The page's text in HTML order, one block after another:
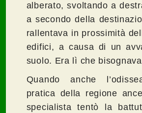
alberato, svoltando a
a secondo della
rallentava in prossimità
edifici, a causa di un
suolo. Era lì che
Quando anche
pratica della regione
specialista tentò la